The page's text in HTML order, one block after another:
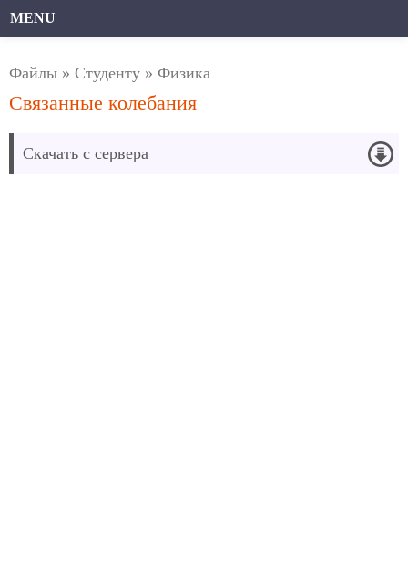
MENU
Файлы » Студенту » Физика
Связанные колебания
Скачать с сервера